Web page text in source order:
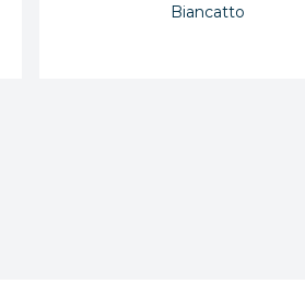
Biancatto